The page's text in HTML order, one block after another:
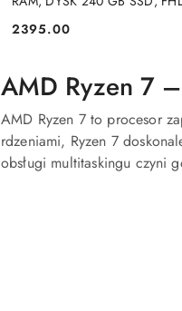
Cena:
2395.00
AMD Ryzen 7
AMD Ryzen 7 to procesor
rdzeniami, Ryzen 7
obsługi multitaskingu czyni